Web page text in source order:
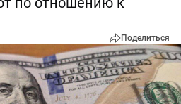
Поделиться